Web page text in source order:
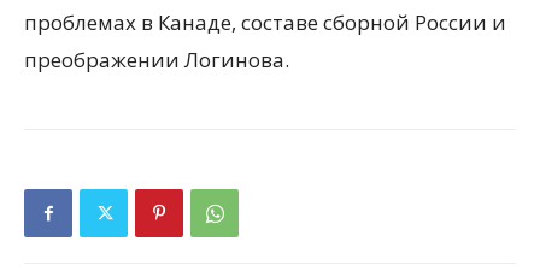
проблемах в Канаде, составе сборной России и
преображении Логинова.